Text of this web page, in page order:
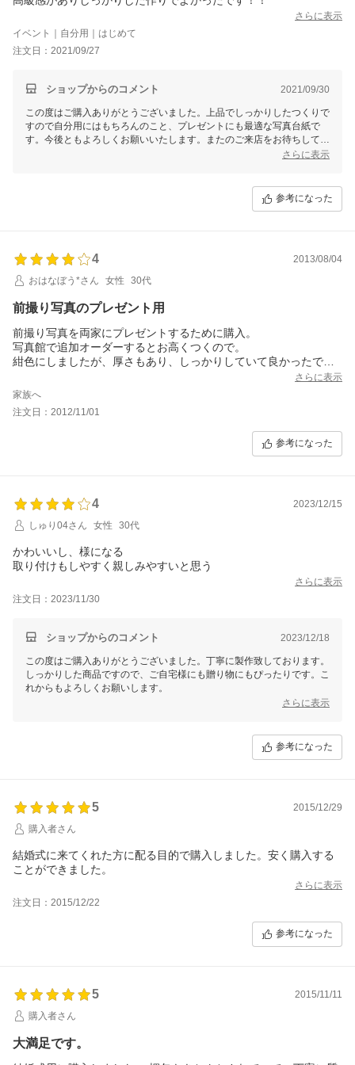
さらに表示
イベント｜自分用｜はじめて
注文日：2021/09/27
ショップからのコメント 2021/09/30
この度はご購入ありがとうございました。上品でしっかりしたつくりで
すので自分用にはもちろんのこと、プレゼントにも最適な写真台紙で
す。今後ともよろしくお願いいたします。またのご来店をお待ちしてお
さらに表示
参考になった
4
2013/08/04
おはなぼう*さん
女性 30代
前撮り写真のプレゼント用
前撮り写真を両家にプレゼントするために購入。
写真館で追加オーダーするとお高くつくので。
紺色にしましたが、厚さもあり、しっかりしていて良かったで
金の箔押しが安っぽかったら…と心配でしたが、その点も大丈夫
写真館からいただいた台紙より良かったですよ！
ただ、欲を言えば送料は5000円以上無料にしてほしかった。
さらに表示
家族へ
注文日：2012/11/01
参考になった
4
2023/12/15
しゅり04さん
女性 30代
かわいいし、様になる
取り付けもしやすく親しみやすいと思う
さらに表示
注文日：2023/11/30
ショップからのコメント 2023/12/18
この度はご購入ありがとうございました。丁寧に製作致しております。
しっかりした商品ですので、ご自宅様にも贈り物にもぴったりです。こ
れからもよろしくお願いします。
さらに表示
参考になった
5
2015/12/29
購入者さん
結婚式に来てくれた方に配る目的で購入しました。安く購入する
ことができました。
さらに表示
注文日：2015/12/22
参考になった
5
2015/11/11
購入者さん
大満足です。